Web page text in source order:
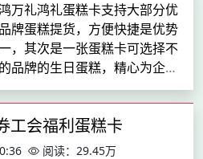
万礼鸿礼蛋糕卡支持大部分优
牌蛋糕提货，方便快捷是优势
，其次是一张蛋糕卡可选择不
品牌的生日蛋糕，精心为企业
的员工生日福利产品。甄选知
牌产品，用心呵护企业员工，
不同阶层的个性化需求。同时
员工感受来自企业的暖心关
工会福利蛋糕卡
阅读：29.45万